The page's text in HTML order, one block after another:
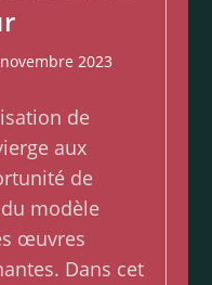
2023
de
aux
de
modèle
œuvres
Dans cet